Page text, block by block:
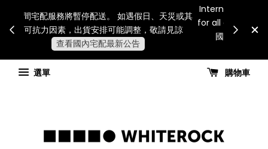
連假期間宅配服務將暫停配送。 如遇假日、天災或其
他不可抗力因素，出貨安排可能調整，敬請見諒
查看國內宅配最新公告
for all
國
選單
購物車